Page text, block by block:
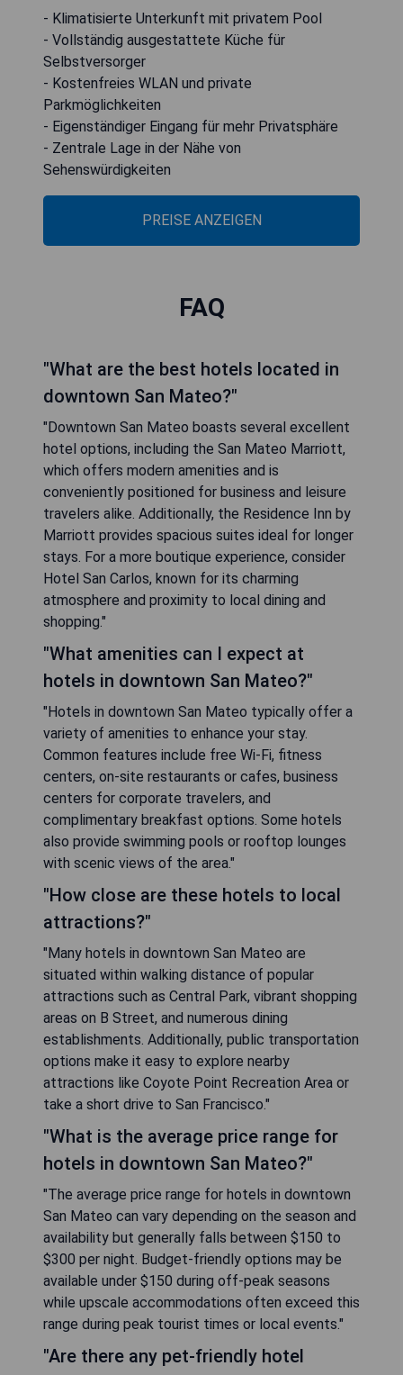
- Klimatisierte Unterkunft mit privatem Pool
- Vollständig ausgestattete Küche für
Selbstversorger
- Kostenfreies WLAN und private
Parkmöglichkeiten
- Eigenständiger Eingang für mehr Privatsphäre
- Zentrale Lage in der Nähe von
Sehenswürdigkeiten
PREISE ANZEIGEN
FAQ
"What are the best hotels located in
downtown San Mateo?"
"Downtown San Mateo boasts several excellent
hotel options, including the San Mateo Marriott,
which offers modern amenities and is
conveniently positioned for business and leisure
travelers alike. Additionally, the Residence Inn by
Marriott provides spacious suites ideal for longer
stays. For a more boutique experience, consider
Hotel San Carlos, known for its charming
atmosphere and proximity to local dining and
shopping."
"What amenities can I expect at
hotels in downtown San Mateo?"
"Hotels in downtown San Mateo typically offer a
variety of amenities to enhance your stay.
Common features include free Wi-Fi, fitness
centers, on-site restaurants or cafes, business
centers for corporate travelers, and
complimentary breakfast options. Some hotels
also provide swimming pools or rooftop lounges
with scenic views of the area."
"How close are these hotels to local
attractions?"
"Many hotels in downtown San Mateo are
situated within walking distance of popular
attractions such as Central Park, vibrant shopping
areas on B Street, and numerous dining
establishments. Additionally, public transportation
options make it easy to explore nearby
attractions like Coyote Point Recreation Area or
take a short drive to San Francisco."
"What is the average price range for
hotels in downtown San Mateo?"
"The average price range for hotels in downtown
San Mateo can vary depending on the season and
availability but generally falls between $150 to
$300 per night. Budget-friendly options may be
available under $150 during off-peak seasons
while upscale accommodations often exceed this
range during peak tourist times or local events."
"Are there any pet-friendly hotel